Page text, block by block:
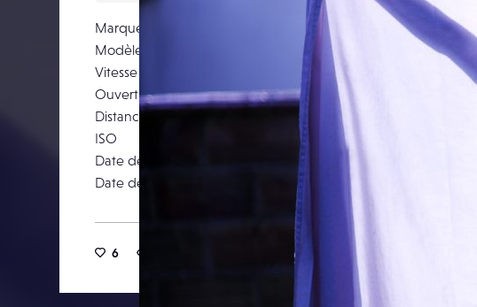
Marque
Leica Camera AG
Modèle
LEICA M (Typ 240)
Vitesse d’obturation
Ouverture
Distance focale
ISO
Date de prise de vue
Date de publication
21 octobre 2020
6